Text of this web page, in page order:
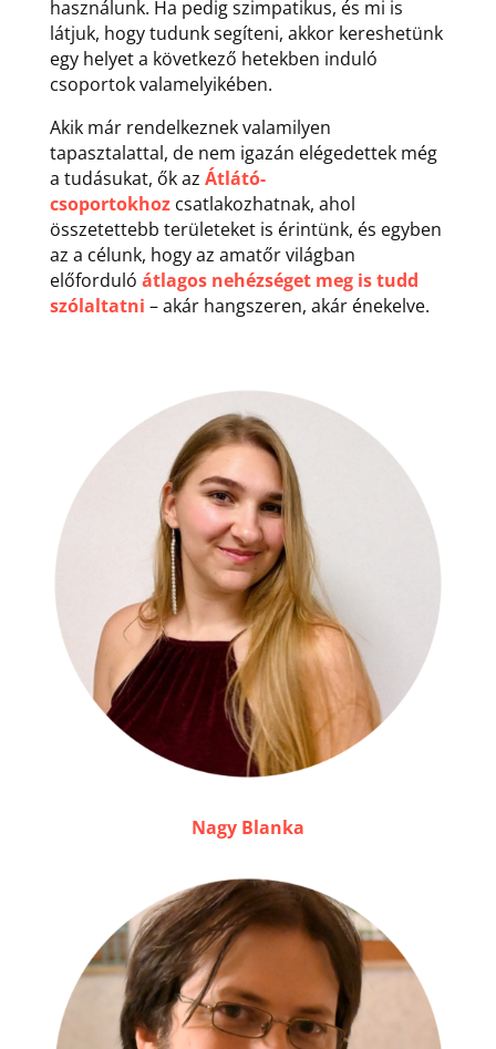
használunk. Ha pedig szimpatikus, és mi is
látjuk, hogy tudunk segíteni, akkor kereshetünk
egy helyet a következő hetekben induló
csoportok valamelyikében.
Akik már rendelkeznek valamilyen
tapasztalattal, de nem igazán elégedettek még
a tudásukat, ők az Átlátó-
csoportokhoz csatlakozhatnak, ahol
összetettebb területeket is érintünk, és egyben
az a célunk, hogy az amatőr világban
előforduló átlagos nehézséget meg is tudd
szólaltatni – akár hangszeren, akár énekelve.
Nagy Blanka